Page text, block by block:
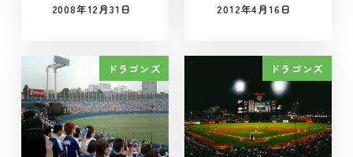
投稿日
2008年12月31日
投稿日
2012年4月16日
ドラゴンズ ドラゴンズ